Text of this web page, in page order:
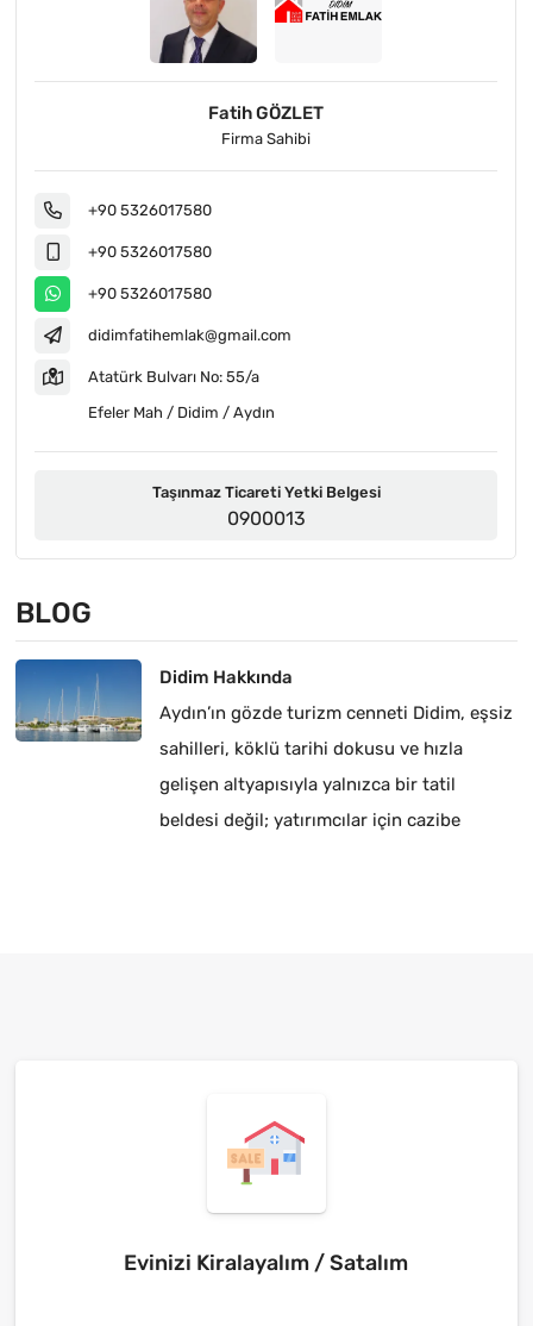
Fatih GÖZLET
Firma Sahibi
+90 5326017580
+90 5326017580
+90 5326017580
didimfatihemlak@gmail.com
Atatürk Bulvarı No: 55/a
Efeler Mah / Didim / Aydın
Taşınmaz Ticareti Yetki Belgesi
0900013
BLOG
Didim Hakkında
Aydın’ın gözde turizm cenneti Didim, eşsiz
sahilleri, köklü tarihi dokusu ve hızla
gelişen altyapısıyla yalnızca bir tatil
beldesi değil; yatırımcılar için cazibe
Evinizi Kiralayalım / Satalım